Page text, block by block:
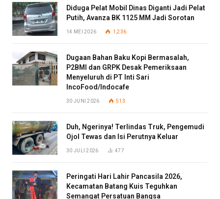
Diduga Pelat Mobil Dinas Diganti Jadi Pelat
Putih, Avanza BK 1125 MM Jadi Sorotan
14 MEI 2026 1,236
Dugaan Bahan Baku Kopi Bermasalah,
P2BMI dan GRPK Desak Pemeriksaan
Menyeluruh di PT Inti Sari
IncoFood/Indocafe
30 JUNI 2026 513
Duh, Ngerinya! Terlindas Truk, Pengemudi
Ojol Tewas dan Isi Perutnya Keluar
30 JULI 2026 477
Peringati Hari Lahir Pancasila 2026,
Kecamatan Batang Kuis Teguhkan
Semangat Persatuan Bangsa